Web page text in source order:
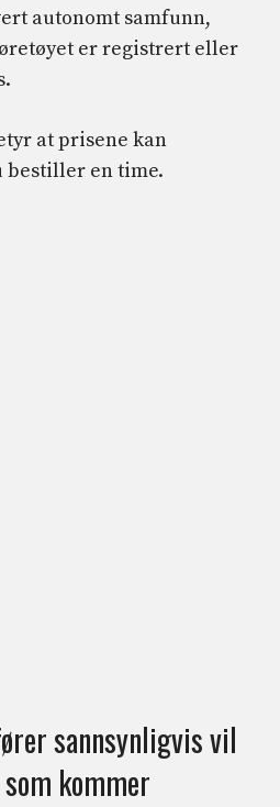
autonomt samfunn,
er registrert eller
at prisene kan
bestiller en time.
sannsynligvis vil
kommer